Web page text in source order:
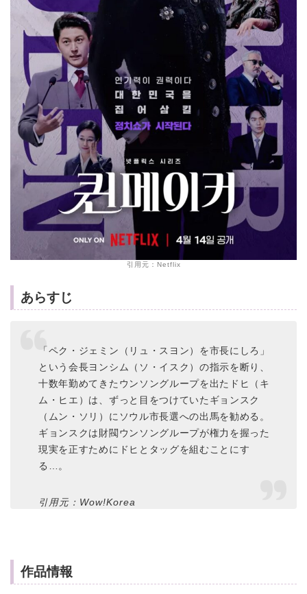
引用元：Netflix
あらすじ
「ペク・ジェミン（リュ・スヨン）を市長にしろ」
という会長ヨンシム（ソ・イスク）の指示を断り、
十数年勤めてきたウンソングループを出たドヒ（キ
ム・ヒエ）は、ずっと目をつけていたギョンスク
（ムン・ソリ）にソウル市長選への出馬を勧める。
ギョンスクは財閥ウンソングループが権力を握った
現実を正すためにドヒとタッグを組むことにす
る…。
引用元：Wow!Korea
作品情報